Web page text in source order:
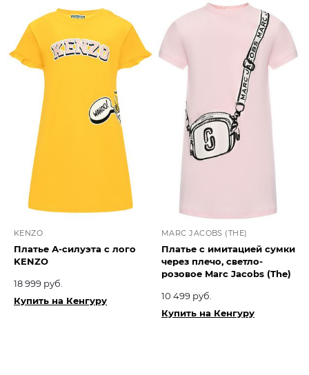
KENZO
Платье А-силуэта с лого
KENZO
18 999 руб.
Купить на Кенгуру
MARC JACOBS (THE)
Платье с имитацией сумки
через плечо, светло-
розовое Marc Jacobs (The)
10 499 руб.
Купить на Кенгуру